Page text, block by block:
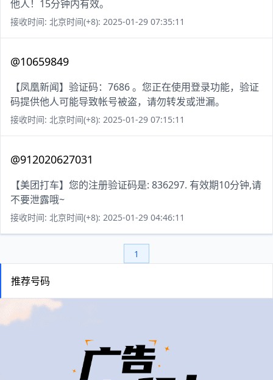
他人！15分钟内有效。
接收时间: 北京时间(+8): 2025-01-29 07:35:11
@10659849
【凤凰新闻】验证码：7686 。您正在使用登录功能，验证
码提供他人可能导致帐号被盗，请勿转发或泄漏。
接收时间: 北京时间(+8): 2025-01-29 07:15:11
@912020627031
【美团打车】您的注册验证码是: 836297. 有效期10分钟,请
不要泄露哦~
接收时间: 北京时间(+8): 2025-01-29 04:46:11
1
推荐号码